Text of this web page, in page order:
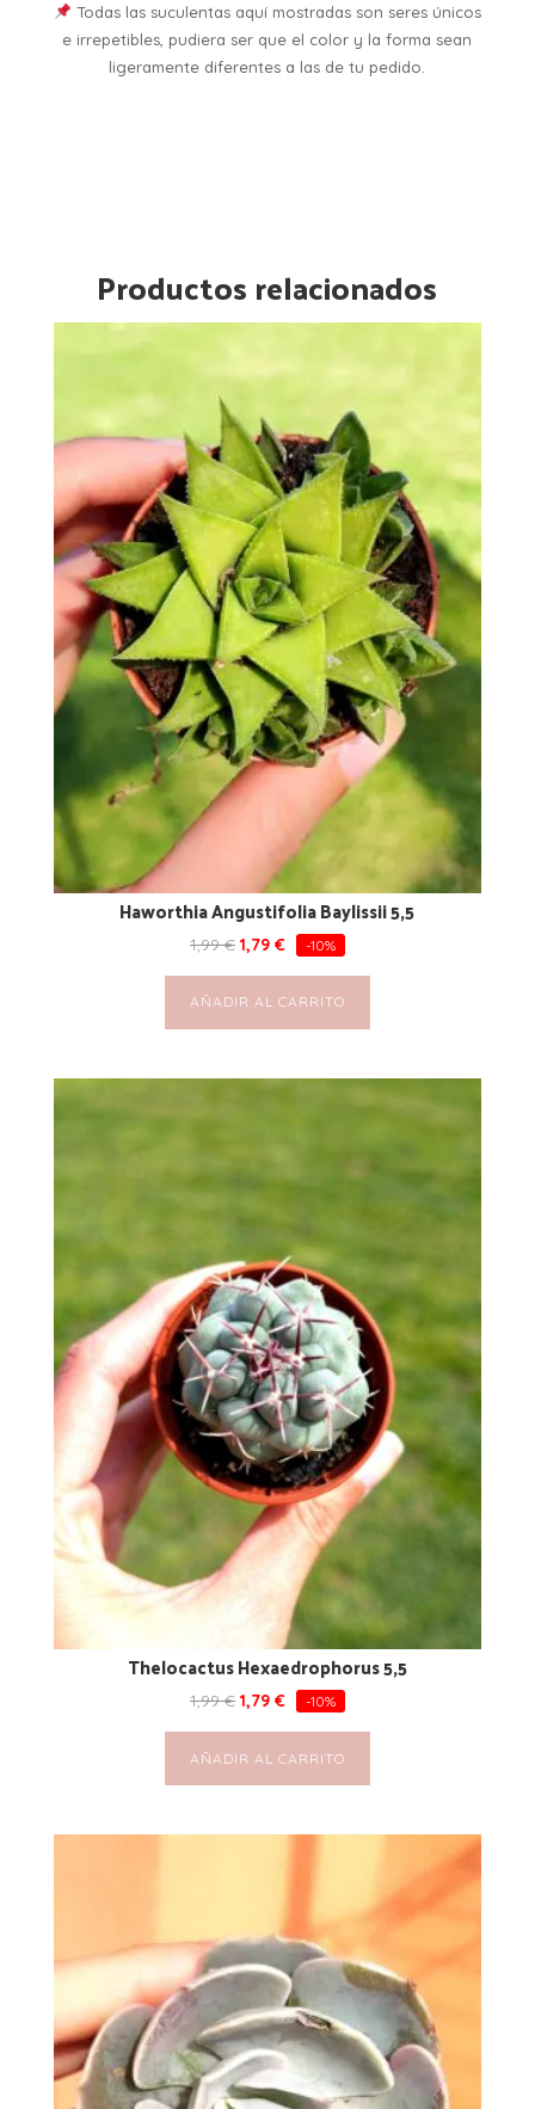
Todas las suculentas aquí mostradas son seres únicos
e irrepetibles, pudiera ser que el color y la forma sean
ligeramente diferentes a las de tu pedido.
Productos relacionados
Haworthia Angustifolia Baylissii 5,5
1,99€ 1,79 € -10%
AÑADIR AL CARRITO
Thelocactus Hexaedrophorus 5,5
1,99€ 1,79 € -10%
AÑADIR AL CARRITO